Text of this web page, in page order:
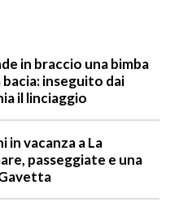
in braccio una bimba
bacia: inseguito dai
il linciaggio
in vacanza a La
passeggiate e una